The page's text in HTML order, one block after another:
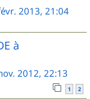
2013, 21:04
à
2012, 22:13
1 2